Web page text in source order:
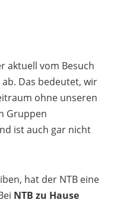
aktuell vom Besuch
Das bedeutet, wir
ohne unseren
Gruppen
ist auch gar nicht
hat der NTB eine
NTB zu Hause